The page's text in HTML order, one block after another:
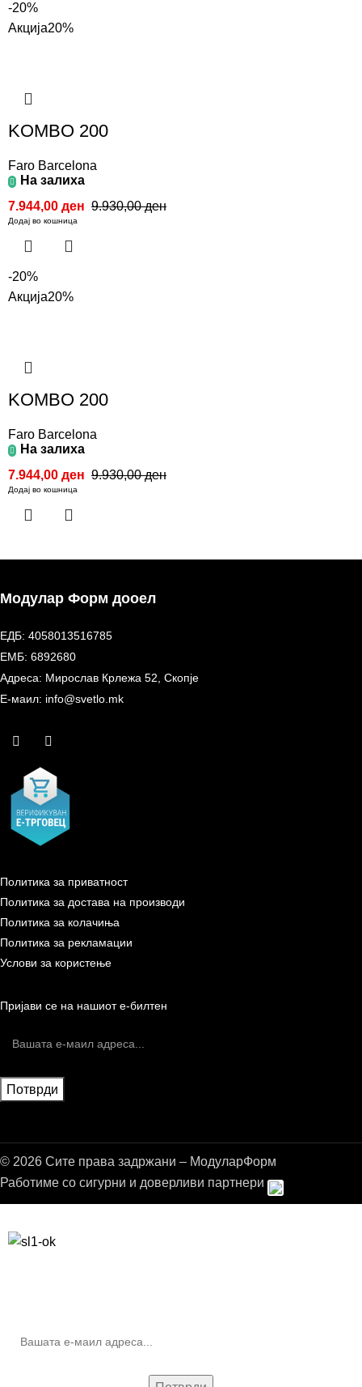
-20%
Акција20%
KOMBO 200
Faro Barcelona
На залиха
9.930,00ден
7.944,00 ден
Додај во кошница
-20%
Акција20%
KOMBO 200
Faro Barcelona
На залиха
9.930,00ден
7.944,00 ден
Додај во кошница
Модулар Форм дооел
ЕДБ: 4058013516785
ЕМБ: 6892680
Адреса: Мирослав Крлежа 52, Скопје
Е-маил: info@svetlo.mk
Политика за приватност
Политика за достава на производи
Политика за колачиња
Политика за рекламации
Услови за користење
Пријави се на нашиот е-билтен
© 2026 Сите права задржани – МодуларФорм
Работиме со сигурни и доверливи партнери